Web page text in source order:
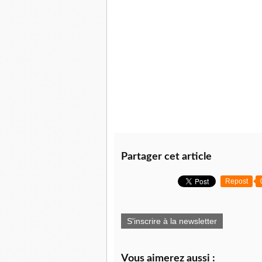
Partager cet article
Repost
S'inscrire à la newsletter
Vous aimerez aussi :